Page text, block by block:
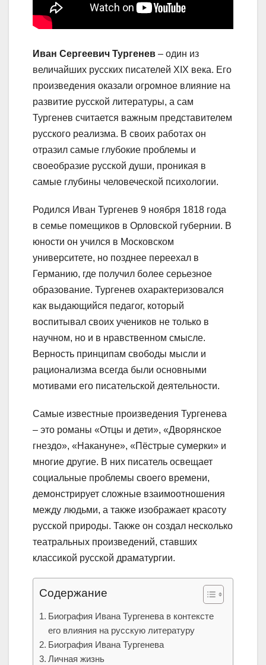
Иван Сергеевич Тургенев – один из
величайших русских писателей XIX века. Его
произведения оказали огромное влияние на
развитие русской литературы, а сам
Тургенев считается важным представителем
русского реализма. В своих работах он
отразил самые глубокие проблемы и
своеобразие русской души, проникая в
самые глубины человеческой психологии.
Родился Иван Тургенев 9 ноября 1818 года
в семье помещиков в Орловской губернии. В
юности он учился в Московском
университете, но позднее переехал в
Германию, где получил более серьезное
образование. Тургенев охарактеризовался
как выдающийся педагог, который
воспитывал своих учеников не только в
научном, но и в нравственном смысле.
Верность принципам свободы мысли и
рационализма всегда были основными
мотивами его писательской деятельности.
Самые известные произведения Тургенева
– это романы «Отцы и дети», «Дворянское
гнездо», «Накануне», «Пёстрые сумерки» и
многие другие. В них писатель освещает
социальные проблемы своего времени,
демонстрирует сложные взаимоотношения
между людьми, а также изображает красоту
русской природы. Также он создал несколько
театральных произведений, ставших
классикой русской драматургии.
Содержание
Биография Ивана Тургенева в контексте
его влияния на русскую литературу
Биография Ивана Тургенева
Личная жизнь